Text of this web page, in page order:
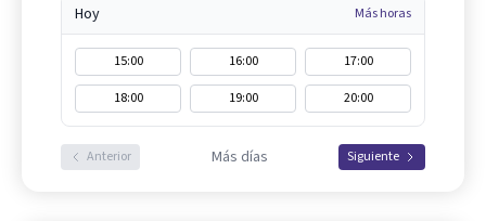
Hoy Más horas
15:00 16:00
17:00
18:00
19:00 20:00
Anterior Más días Siguiente